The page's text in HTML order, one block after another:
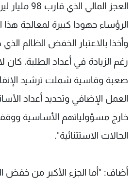
العجز المالي
الرؤساء جهودا كبيرة لمعالجة
وأخذا بالاعتبار الخفض الظالم
رغم الزيادة في أعداد الطلبة، كان
صعبة وقاسية شملت ترشيد
العمل الإضافي وتحديد أعداد
خارج مسؤولياتهم الأساسية
الحالات الاستثنائية".
أضاف: "أما الجزء الأكبر من خفض